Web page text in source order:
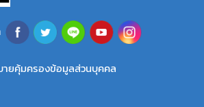
ายคุ้มครองข้อมูลส่วนบุคคล